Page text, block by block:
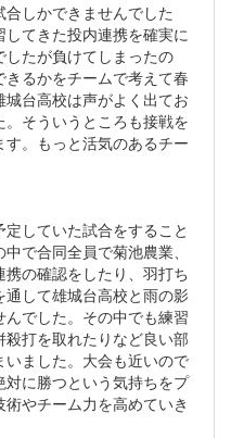
しかできませんでした
てきた投内連携を確実に
たが負けてしまったの
るかをチームで考えて春
台高校は声がよく出てお
そういうところも接戦を
。もっと活気のあるチー
していた試合をすること
で合同全員で菊池農業、
の確認をしたり、羽打ち
して雄城台高校と雨の影
でした。その中でも練習
打を取れたりなど良い部
ました。大会も近いので
に勝つという気持ちをプ
やチーム力を高めていき